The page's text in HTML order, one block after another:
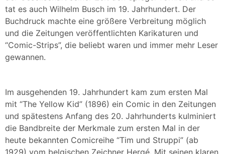
tat es auch Wilhelm Busch im 19. Jahrhundert. Der
Buchdruck machte eine größere Verbreitung möglich
und die Zeitungen veröffentlichten Karikaturen und
“Comic-Strips”, die beliebt waren und immer mehr Leser
gewannen.
Im ausgehenden 19. Jahrhundert kam zum ersten Mal
mit “The Yellow Kid” (1896) ein Comic in den Zeitungen
und spätestens Anfang des 20. Jahrhunderts kulminiert
die Bandbreite der Merkmale zum ersten Mal in der
heute bekannten Comicreihe “Tim und Struppi” (ab